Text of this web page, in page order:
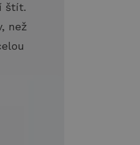
štít.
než